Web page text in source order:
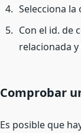
Selecciona la
Con el id. de
relacionada
Comprobar
Es posible que